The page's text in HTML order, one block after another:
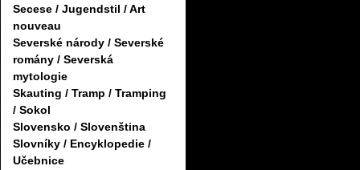
Secese / Jugendstil / Art
nouveau
Severské národy / Severské
romány / Severská
mytologie
Skauting / Tramp / Tramping
/ Sokol
Slovensko / Slovenština
Slovníky / Encyklopedie /
Učebnice